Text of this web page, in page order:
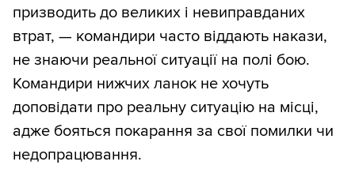
призводить до великих і невиправданих
втрат, — командири часто віддають накази,
не знаючи реальної ситуації на полі бою.
Командири нижчих ланок не хочуть
доповідати про реальну ситуацію на місці,
адже бояться покарання за свої помилки чи
недопрацювання.